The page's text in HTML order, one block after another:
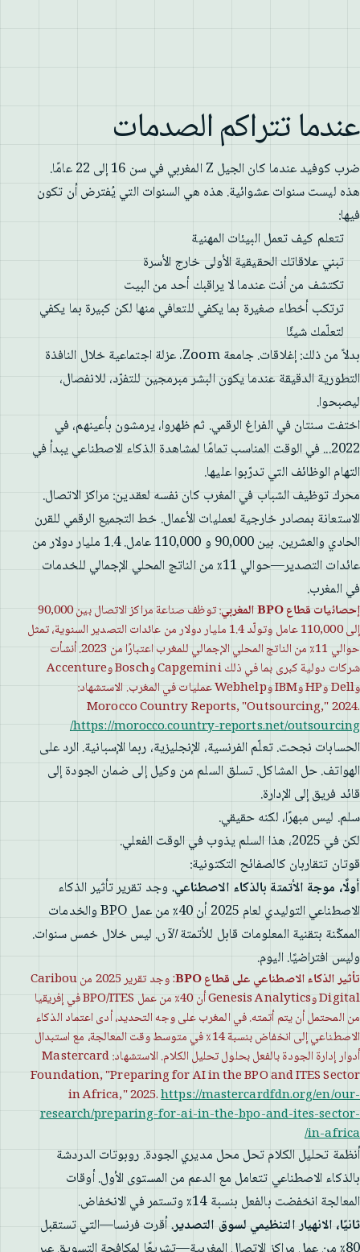
عندما تتراكم الصدمات
ضرب كوفيد عندما كان الجيل Z المغربي في سن 16 إلى 22 عامًا.
هذه ليست سنوات عشوائية. هذه هي السنوات التي يُفترض أن تكون
فيها:
تتعلم كيف تعمل البيئات المهنية
تبني علاقاتك الحقيقية الأولى خارج الأسرة
تكتشف من أنت عندما لا يراقبك أحد من البيت
ترتكب أخطاء صغيرة بما يكفي للتعافي منها لكن كبيرة بما يكفي
لتعلّمك شيئًا
بدلاً من ذلك: إغلاقات. جامعة Zoom. عزلة اجتماعية خلال النافذة
التطورية الدقيقة عندما يكون البشر مبرمجين للتفرّد، للانفصال،
ليصبحوا.
اختفت سنتان في الفراغ الرقمي. ثم ظهروا، يرمشون بأعينهم، في
2022... في الوقت المناسب تمامًا لمشاهدة الذكاء الاصطناعي يبدأ في
التهام الوظائف التي تدرّبوا عليها.
محرك توظيف الشباب في المغرب كان نفسه لعقدين: مراكز الاتصال.
الاستعانة بمصادر خارجية لعمليات الأعمال. خط التجميع الرقمي للقرن
الحادي والعشرين. بين 90,000 و 110,000 عامل. 1.4 مليار دولار من
عائدات التصدير—حوالي 11٪ من الناتج المحلي الإجمالي للخدمات
في المغرب.
إحصائيات قطاع BPO المغربي
: توظف صناعة مراكز الاتصال بين 90,000
إلى 110,000 عامل وتولّد 1.4 مليار دولار من عائدات التصدير السنوية، تمثل
حوالي 11٪ من الناتج المحلي الإجمالي للمغرب اعتبارًا من 2023. أنشأت
شركات دولية كبرى بما في ذلك Capgemini وBosch وAccenture
وDell وHP وIBM وWebhelp عمليات في المغرب. الاستشهاد:
Morocco Country Reports, "Outsourcing," 2024.
https://morocco.country-reports.net/outsourcing/
الحسابات نجحت. تعلّم الفرنسية، الإنجليزية، ربما الإسبانية. الرد على
الهواتف. حل المشاكل. تسلق السلم من وكيل إلى ضمان الجودة إلى
قائد فريق إلى الإدارة.
سلم. ليس مبهرًا، لكنه حقيقي.
لكن في 2025، هذا السلم يذوب في الوقت الفعلي.
قوتان تتقاربان كالصفائح التكتونية:
أولًا، موجة الأتمتة بالذكاء الاصطناعي. وجد تقرير تأثير الذكاء
الاصطناعي التوليدي لعام 2025 أن 40٪ من عمل BPO والخدمات
الممكّنة بتقنية المعلومات قابل للأتمتةالآن. ليس خلال خمس سنوات.
وليس افتراضيًا. اليوم.
تأثير الذكاء الاصطناعي على قطاع BPO
: وجد تقرير 2025 من Caribou
Digital وGenesis Analytics أن 40٪ من عمل BPO/ITES في إفريقيا
من المحتمل أن يتم أتمته. في المغرب على وجه التحديد، أدى اعتماد الذكاء
الاصطناعي إلى انخفاض بنسبة 14٪ في متوسط ​​وقت المعالجة، مع استبدال
أدوار إدارة الجودة بالفعل بحلول تحليل الكلام. الاستشهاد: Mastercard
Foundation, "Preparing for AI in the BPO and ITES Sector
in Africa," 2025.https://mastercardfdn.org/en/our-
research/preparing-for-ai-in-the-bpo-and-ites-sector-
in-africa/
أنظمة تحليل الكلام تحل محل مديري الجودة. روبوتات الدردشة
بالذكاء الاصطناعي تتعامل مع الدعم من المستوى الأول. أوقات
المعالجة انخفضت بالفعل بنسبة 14٪ وتستمر في الانخفاض.
ثانيًا، الانهيار التنظيمي لسوق التصدير.أقرت فرنسا—التي تستقبل